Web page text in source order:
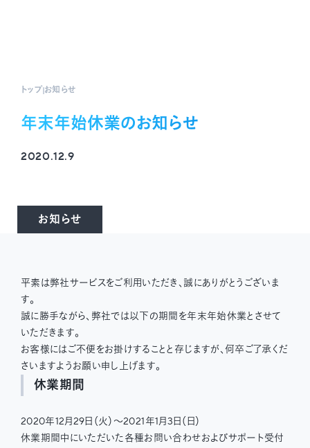
トップお知らせ
年末年始休業のお知らせ
2020.12.9
お知らせ
平素は弊社サービスをご利用いただき、誠にありがとうございま
す。
誠に勝手ながら、弊社では以下の期間を年末年始休業とさせて
いただきます。
お客様にはご不便をお掛けすることと存じますが、何卒ご了承くだ
さいますようお願い申し上げます。
休業期間
2020年12月29日（火）〜2021年1月3日（日）
休業期間中にいただいた各種お問い合わせおよびサポート受付